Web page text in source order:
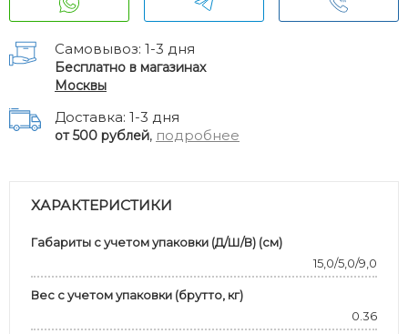
Самовывоз: 1-3 дня
Бесплатно в магазинах
Москвы
Доставка: 1-3 дня
от 500 рублей, подробнее
ХАРАКТЕРИСТИКИ
Габариты с учетом упаковки (Д/Ш/В) (см)
15,0/5,0/9,0
Вес с учетом упаковки (брутто, кг)
0.36